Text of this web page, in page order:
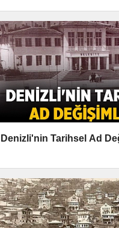
Denizli'nin Tarihsel Ad